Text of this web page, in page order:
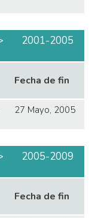
2001-2005
Fecha de fin
27 Mayo, 2005
2005-2009
Fecha de fin